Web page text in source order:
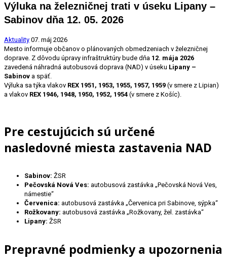
Výluka na železničnej trati v úseku Lipany –
Sabinov dňa 12. 05. 2026
Aktuality 07. máj 2026
Mesto informuje občanov o plánovaných obmedzeniach v železničnej
doprave. Z dôvodu úpravy infraštruktúry bude dňa 12. mája 2026
zavedená náhradná autobusová doprava (NAD) v úseku Lipany –
Sabinov a späť
Výluka sa týka vlakov REX 1951, 1953, 1955, 1957, 1959 (v smere z Lipian)
a vlakov REX 1946, 1948, 1950, 1952, 1954 (v smere z Košíc)
Pre cestujúcich sú určené
nasledovné miesta zastavenia NAD
Sabinov: ŽSR
Pečovská Nová Ves: autobusová zastávka „Pečovská Nová Ves,
námestie“
Červenica: autobusová zastávka „Červenica pri Sabinove, sýpka“
Rožkovany: autobusová zastávka „Rožkovany, žel. zastávka“
Lipany: ŽSR
Prepravné podmienky a upozornenia